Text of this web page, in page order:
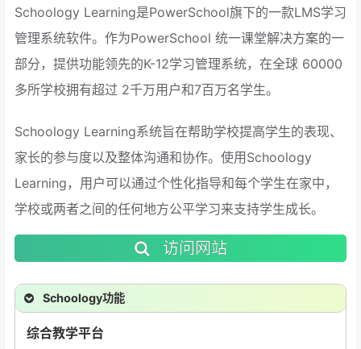
Schoology Learning是PowerSchool旗下的一款LMS学习
管理系统软件。作为PowerSchool 统一课堂解决方案的一
部分，提供功能领先的K-12学习管理系统，在全球 60000
多所学校拥有超过 2千万用户和7百万名学生。
Schoology Learning系统旨在帮助学校提高学生的表现、
家长的参与度以及整体沟通和协作。使用Schoology
Learning，用户可以通过个性化指导和每个学生在家中，
学校或两者之间的任何地方公平学习来支持学生成长。
访问网站
Schoology功能
综合教学平台